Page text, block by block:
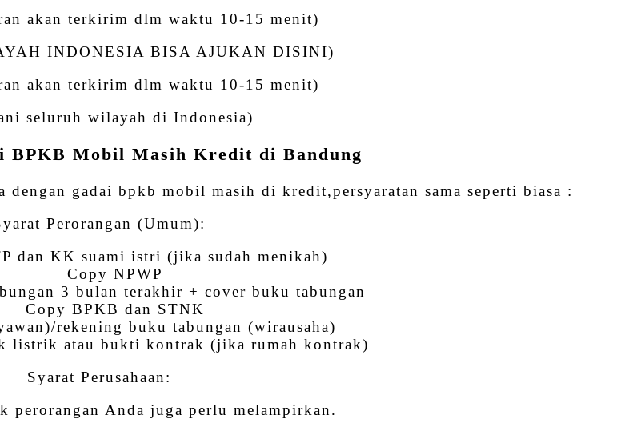
akan terkirim dlm waktu 10-15 menit)
INDONESIA BISA AJUKAN DISINI)
akan terkirim dlm waktu 10-15 menit)
seluruh wilayah di Indonesia)
BPKB Mobil Masih Kredit di Bandung
dengan gadai bpkb mobil masih di kredit,persyaratan sama seperti biasa :
Perorangan (Umum):
dan KK suami istri (jika sudah menikah)
Copy NPWP
3 bulan terakhir + cover buku tabungan
Copy BPKB dan STNK
rekening buku tabungan (wirausaha)
listrik atau bukti kontrak (jika rumah kontrak)
Syarat Perusahaan:
perorangan Anda juga perlu melampirkan.